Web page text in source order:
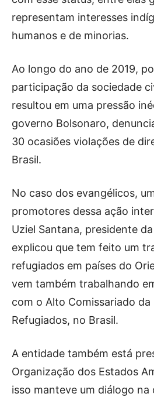
representam interesses
humanos e de minorias.
Ao longo do ano de 2019,
participação da sociedade
resultou em uma pressão
governo Bolsonaro,
30 ocasiões violações de
Brasil.
No caso dos evangélicos,
promotores dessa ação
Uziel Santana, presidente
explicou que tem feito um
refugiados em países do
vem também trabalhando
com o Alto Comissariado da
Refugiados, no Brasil.
A entidade também está
Organização dos Estados
isso manteve um diálogo na